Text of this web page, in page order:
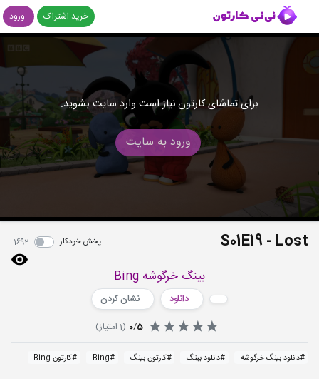
خرید اشتراک ورود
برای تماشای کارتون نیاز است وارد سایت بشوید.
ورود به سایت
S01E19 - Lost پخش خودکار 1692
بینگ خرگوشه Bing
دانلود
نشان کردن
0/5
(
1 امتیاز)
#دانلود بینگ خرگوشه #دانلود بینگ #کارتون بینگ #
Bing
#کارتون Bing